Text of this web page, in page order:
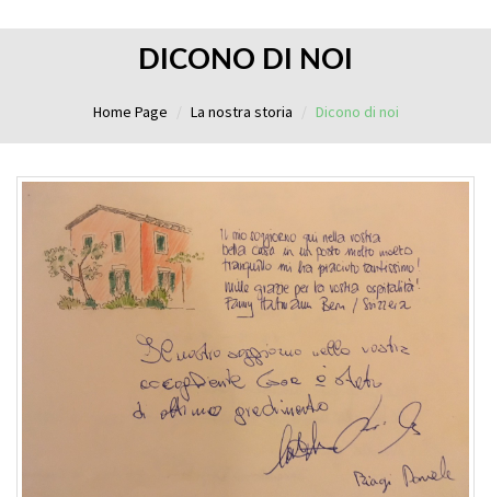
DICONO DI NOI
Home Page La nostra storia Dicono di noi